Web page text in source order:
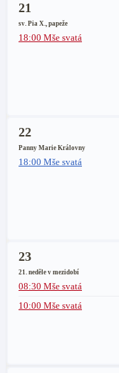
21
sv. Pia X., papeže
18:00 Mše svatá
22
Panny Marie Královny
18:00 Mše svatá
23
21. neděle v mezidobí
08:30 Mše svatá
10:00 Mše svatá